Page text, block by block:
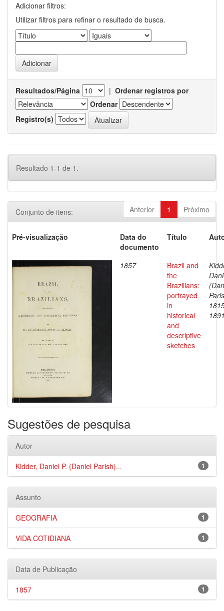
Adicionar filtros:
Utilizar filtros para refinar o resultado de busca.
Resultados/Página | Ordenar registros por
Ordenar
Registro(s)
Resultado 1-1 de 1.
Anterior 1 Próximo
Conjunto de itens:
Pré-visualização
Data do
documento
Título
1857
Brazil and
the
Brazilians:
portrayed
in
historical
and
descriptive
sketches
Sugestões de pesquisa
Autor
1
Kidder, Daniel P. (Daniel Parish)...
Assunto
1
GEOGRAFIA
1
VIDA COTIDIANA
Data de Publicação
1
1857